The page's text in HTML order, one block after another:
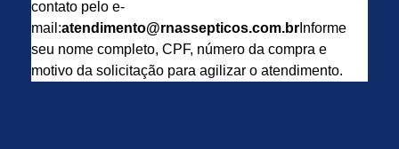
contato pelo e-
mail:atendimento@rnassepticos.com.br Informe
seu nome completo, CPF, número da compra e
motivo da solicitação para agilizar o atendimento.